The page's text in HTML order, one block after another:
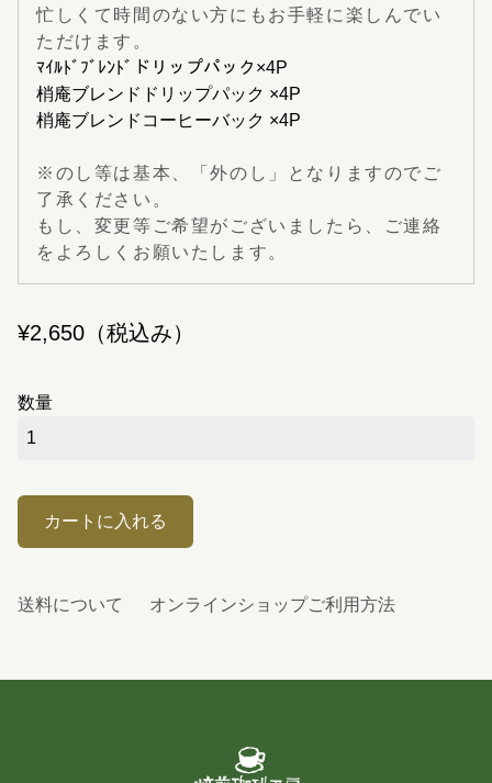
忙しくて時間のない方にもお手軽に楽しんでい
ただけます。
ﾏｲﾙﾄﾞﾌﾞﾚﾝﾄﾞドリップパック×4P
梢庵ブレンドドリップパック ×4P
梢庵ブレンドコーヒーバック ×4P
※のし等は基本、「外のし」となりますのでご
了承ください。
もし、変更等ご希望がございましたら、ご連絡
をよろしくお願いたします。
数量
カートに入れる
送料について オンラインショップご利用方法